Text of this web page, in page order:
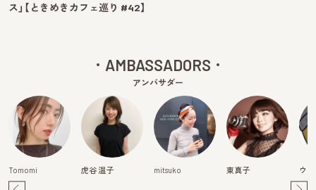
ス」【ときめきカフェ巡り #42】
AMBASSADORS
アンバサダー
Tomomi 虎谷 温子 mitsuko 東真子 ウ